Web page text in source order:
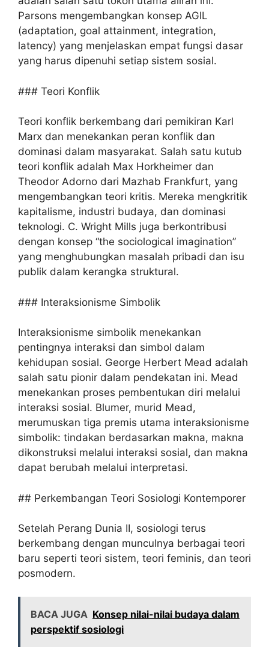
Parsons mengembangkan konsep AGIL
(adaptation, goal attainment, integration,
latency) yang menjelaskan empat fungsi dasar
yang harus dipenuhi setiap sistem sosial.
### Teori Konflik
Teori konflik berkembang dari pemikiran Karl
Marx dan menekankan peran konflik dan
dominasi dalam masyarakat. Salah satu kutub
teori konflik adalah Max Horkheimer dan
Theodor Adorno dari Mazhab Frankfurt, yang
mengembangkan teori kritis. Mereka mengkritik
kapitalisme, industri budaya, dan dominasi
teknologi. C. Wright Mills juga berkontribusi
dengan konsep “the sociological imagination”
yang menghubungkan masalah pribadi dan isu
publik dalam kerangka struktural.
### Interaksionisme Simbolik
Interaksionisme simbolik menekankan
pentingnya interaksi dan simbol dalam
kehidupan sosial. George Herbert Mead adalah
salah satu pionir dalam pendekatan ini. Mead
menekankan proses pembentukan diri melalui
interaksi sosial. Blumer, murid Mead,
merumuskan tiga premis utama interaksionisme
simbolik: tindakan berdasarkan makna, makna
dikonstruksi melalui interaksi sosial, dan makna
dapat berubah melalui interpretasi.
## Perkembangan Teori Sosiologi Kontemporer
Setelah Perang Dunia II, sosiologi terus
berkembang dengan munculnya berbagai teori
baru seperti teori sistem, teori feminis, dan teori
posmodern.
BACA JUGA Konsep nilai-nilai budaya dalam
perspektif sosiologi